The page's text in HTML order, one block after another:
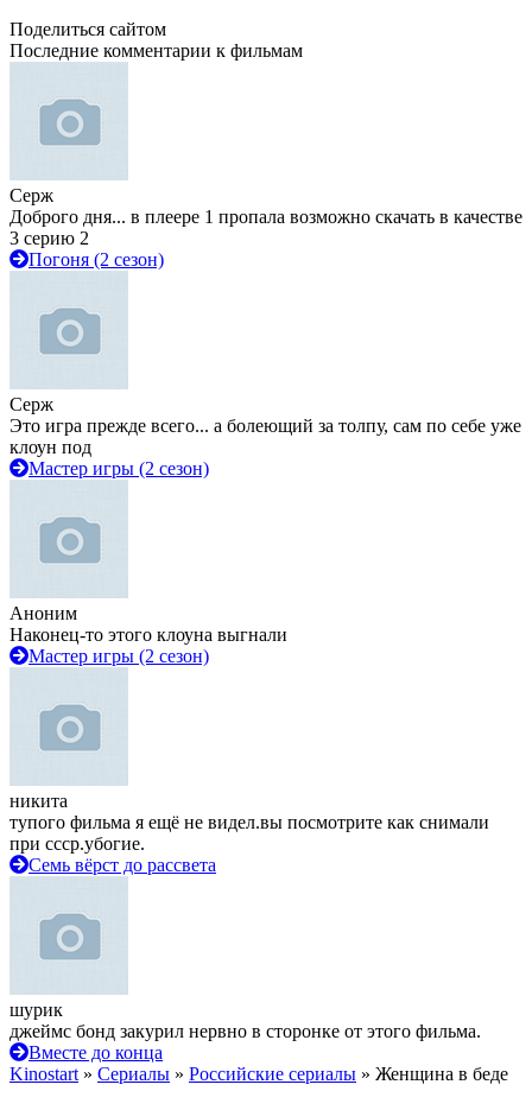
Поделиться сайтом
Последние комментарии к фильмам
Серж
Доброго дня... в плеере 1 пропала возможно скачать в качестве
3 серию 2
Погоня (2 сезон)
Серж
Это игра прежде всего... а болеющий за толпу, сам по себе уже
клоун под
Мастер игры (2 сезон)
Аноним
Наконец-то этого клоуна выгнали
Мастер игры (2 сезон)
никита
тупого фильма я ещё не видел.вы посмотрите как снимали
при ссср.убогие.
Семь вёрст до рассвета
шурик
джеймс бонд закурил нервно в сторонке от этого фильма.
Вместе до конца
Kinostart » Сериалы » Российские сериалы » Женщина в беде